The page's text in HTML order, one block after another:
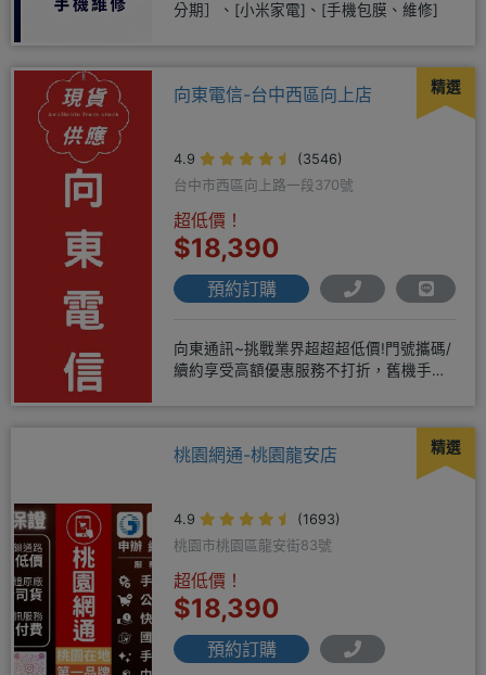
分期］、[小米家電]、[手機包膜、維修]
精選
向東電信-台中西區向上店
4.9
(3546)
台中市西區向上路一段370號
超低價！
$18,390
預約訂購
向東通訊~挑戰業界超超超低價!門號攜碼/
續約享受高額優惠服務不打折，舊機手機
精選
桃園網通-桃園龍安店
4.9
(1693)
桃園市桃園區龍安街83號
超低價！
$18,390
預約訂購